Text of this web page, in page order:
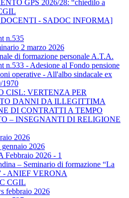
GPS 2026/28: “chiedilo a
- SADOC INFORMA]
n.535
2 marzo 2026
di formazione personale A.T.A.
n.533 - Adesione al Fondo pensione
operative - All'albo sindacale ex
1970
CISL: VERTENZA PER
DANNI DA ILLEGITTIMA
DI CONTRATTI A TEMPO
– INSEGNANTI DI RELIGIONE
2026
2026
2026 - 1
– Seminario di formazione “La
- ANIEF VERONA
CGIL
febbraio 2026